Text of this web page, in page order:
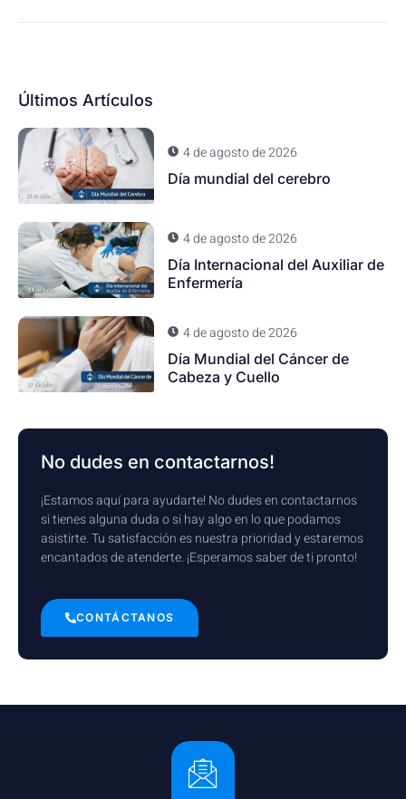
Últimos Artículos
4 de agosto de 2026
Día mundial del cerebro
4 de agosto de 2026
Día Internacional del Auxiliar de
Enfermería
4 de agosto de 2026
Día Mundial del Cáncer de
Cabeza y Cuello
No dudes en contactarnos!
¡Estamos aquí para ayudarte! No dudes en contactarnos
si tienes alguna duda o si hay algo en lo que podamos
asistirte. Tu satisfacción es nuestra prioridad y estaremos
encantados de atenderte. ¡Esperamos saber de ti pronto!
CONTÁCTANOS